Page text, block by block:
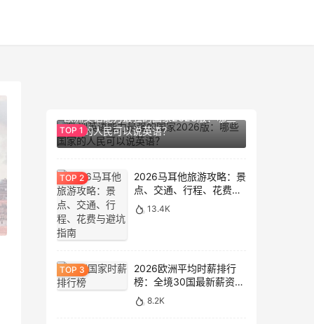
欧洲英语能力最强的国家2026版：哪些
国家的人民可以说英语？
2026马耳他旅游攻略：景
点、交通、行程、花费与
避坑指南
13.4K
2026欧洲平均时薪排行
榜：全境30国最新薪资数
据大盘点
8.2K